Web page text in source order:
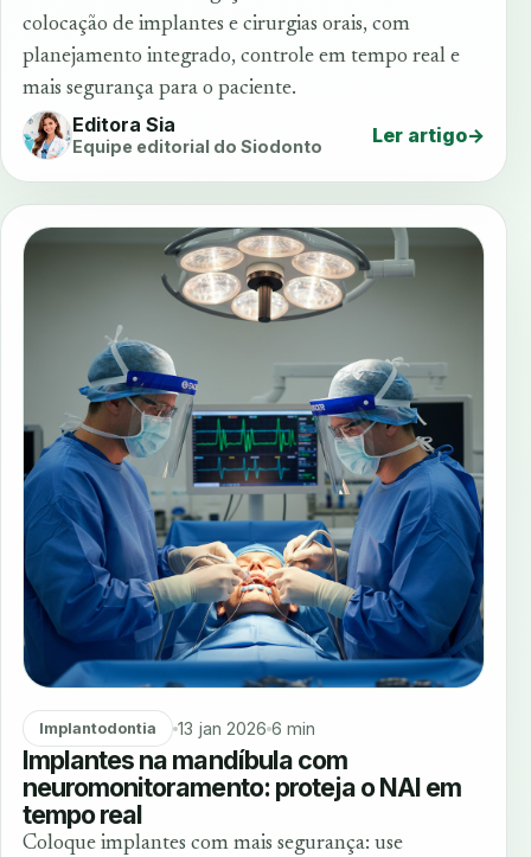
colocação de implantes e cirurgias orais, com
planejamento integrado, controle em tempo real e
mais segurança para o paciente.
Editora Sia
Equipe editorial do Siodonto Ler artigo→
Implantodontia 13 jan 2026 6 min
Implantes na mandíbula com
neuromonitoramento: proteja o NAI em
tempo real
Coloque implantes com mais segurança: use